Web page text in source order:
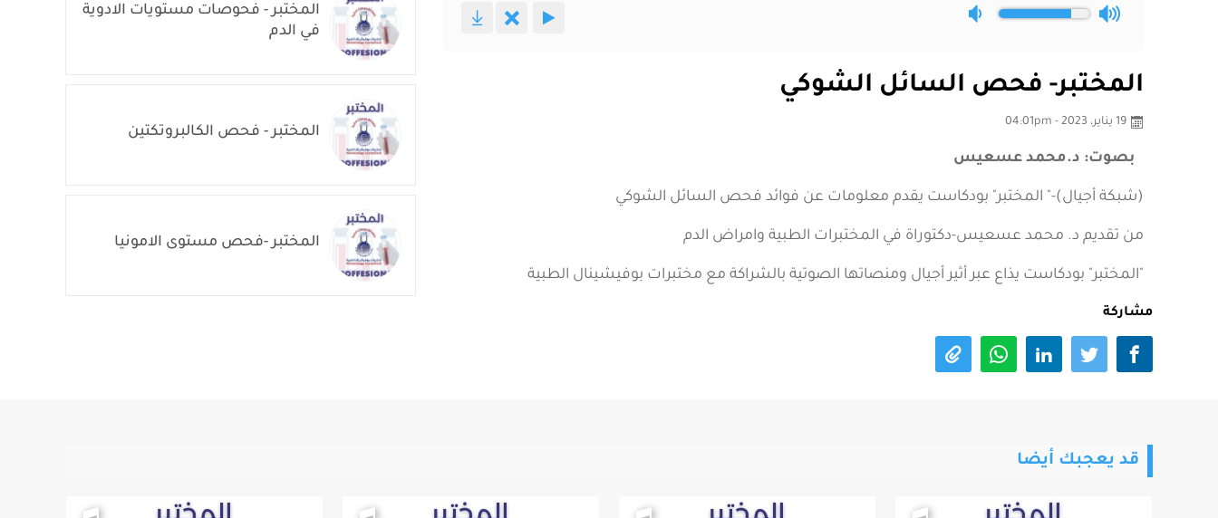
المختبر- فحص السائل الشوكي
19 يناير، 2023 - 04:01pm
بصوت: د.محمد عسعيس
(شبكة أجيال)-" المختبر" بودكاست يقدم معلومات عن فوائد فحص السائل الشوكي
من تقديم د. محمد عسعيس-دكتوراة في المختبرات الطبية وامراض الدم
"المختبر" بودكاست يذاع عبر أثير أجيال ومنصاتها الصوتية بالشراكة مع مختبرات بوفيشينال الطبية
مشاركة
المختبر - فحوصات مستويات الادوية
في الدم
المختبر - فحص الكالبروتكتين
المختبر -فحص مستوى الامونيا
قد يعجبك أيضا